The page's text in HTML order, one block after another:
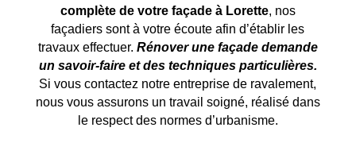
complète de votre façade à Lorette, nos
façadiers sont à votre écoute afin d’établir les
travaux effectuer. Rénover une façade demande
un savoir-faire et des techniques particulières.
Si vous contactez notre entreprise de ravalement,
nous vous assurons un travail soigné, réalisé dans
le respect des normes d’urbanisme.